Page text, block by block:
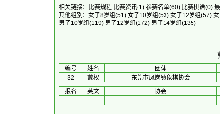
相关链接：
比赛规程 比赛资讯(1) 参赛名单(60) 比赛棋谱(0)
其他组别： 女子8岁组(51) 女子10岁组(53) 女子12岁组(57)
男子10岁组(119) 男子12岁组(172) 男子14岁组(135)
编号 姓名
团体
32
戴权
东莞市凤岗镇象棋协会
报名
英文 协会